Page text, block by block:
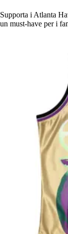
Supporta i Atlanta
un must-have per i